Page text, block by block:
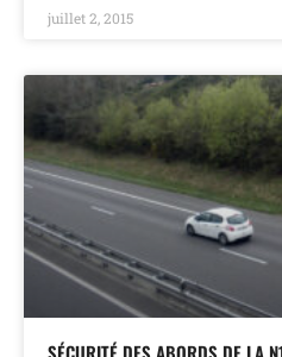
juillet 2, 2015